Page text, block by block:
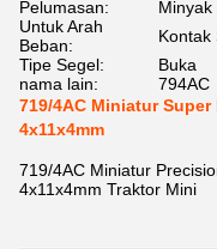
Pelumasan:
Untuk Arah
Beban:
Kontak
Tipe Segel:
Buka
nama lain:
794AC
719/4AC Miniatur
4x11x4mm
719/4AC Miniatur
4x11x4mm Traktor Mini